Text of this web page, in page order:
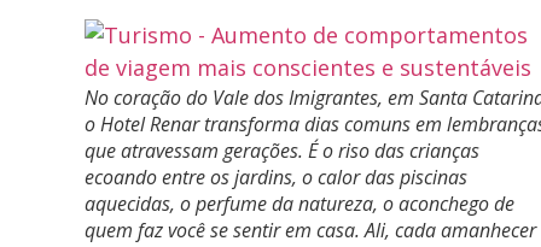
No coração do Vale dos Imigrantes, em Santa
o Hotel Renar transforma dias comuns em
que atravessam gerações. É o riso das crianças
ecoando entre os jardins, o calor das piscinas
aquecidas, o perfume da natureza, o aconchego de
quem faz você se sentir em casa. Ali, cada amanhecer